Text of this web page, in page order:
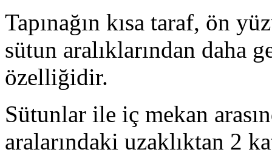
Tapınağın kısa taraf, ön
sütun aralıklarından daha
özelliğidir.
Sütunlar ile iç mekan
aralarındaki uzaklıktan 2